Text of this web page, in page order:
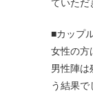
■カップ
女性の方
男性陣は
う結果で